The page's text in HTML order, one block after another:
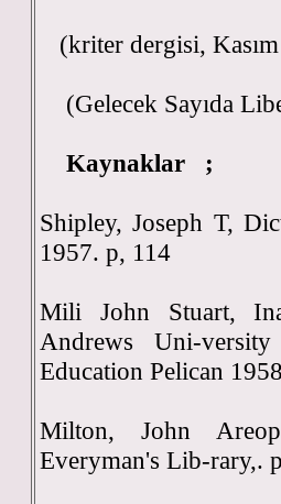
(kriter dergisi,
(Gelecek Sayıda
Kaynaklar ;
Shipley, Joseph T,
1957. p, 114
Mili John Stuart,
Andrews Uni-
Education Pelican
Milton, John
Everyman's Lib-rary,.